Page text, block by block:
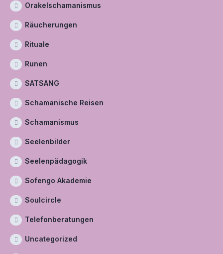
Orakelschamanismus
Räucherungen
Rituale
Runen
SATSANG
Schamanische Reisen
Schamanismus
Seelenbilder
Seelenpädagogik
Sofengo Akademie
Soulcircle
Telefonberatungen
Uncategorized